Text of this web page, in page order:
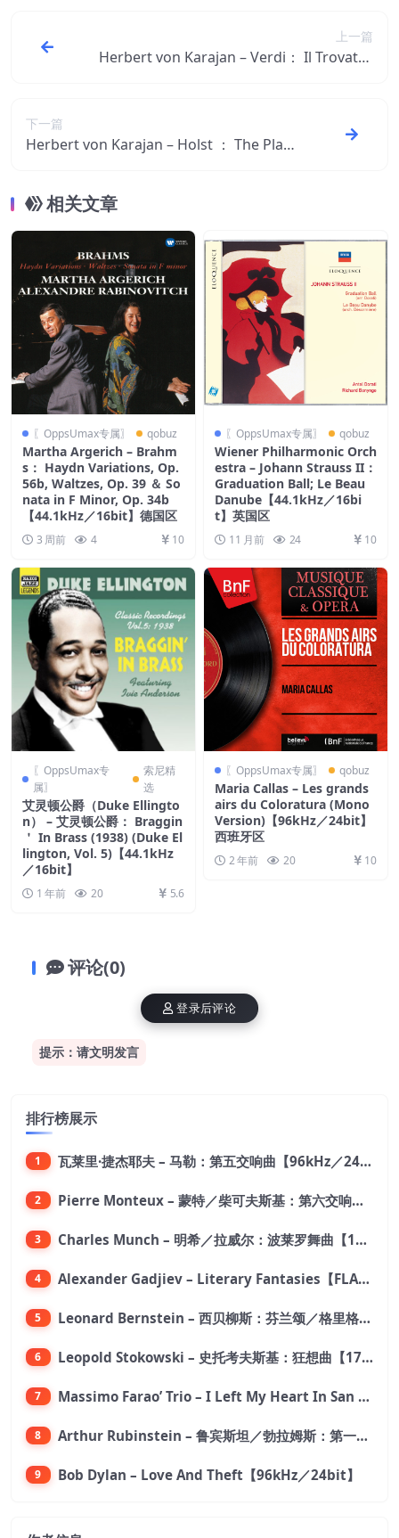
上一篇
Herbert von Karajan – Verdi： Il Trovator
下一篇
Herbert von Karajan – Holst ： The Plane
相关文章
〖OppsUmax专属〗 qobuz
Martha Argerich – Brahm
s： Haydn Variations, Op.
56b, Waltzes, Op. 39 ＆ So
nata in F Minor, Op. 34b
【44.1kHz／16bit】德国区
3 周前 4 10
〖OppsUmax专属〗 qobuz
Wiener Philharmonic Orch
estra – Johann Strauss II：
Graduation Ball; Le Beau
Danube【44.1kHz／16bi
t】英国区
11 月前 24 10
〖OppsUmax专
属〗
索尼精
选
艾灵顿公爵（Duke Ellingto
n） – 艾灵顿公爵： Braggin
＇ In Brass (1938) (Duke El
lington, Vol. 5)【44.1kHz
／16bit】
1 年前 20 5.6
〖OppsUmax专属〗 qobuz
Maria Callas – Les grands
airs du Coloratura (Mono
Version)【96kHz／24bit】
西班牙区
2 年前 20 10
评论(0)
提示：请文明发言
登录后评论
排行榜展示
1 瓦莱里·捷杰耶夫 – 马勒：第五交响曲【96kHz／24bit】
2 Pierre Monteux – 蒙特／柴可夫斯基：第六交响曲【176.4kHz／24bit】
3 Charles Munch – 明希／拉威尔：波莱罗舞曲【176.4kHz／24bit】
4 Alexander Gadjiev – Literary Fantasies【FLAC 192】
5 Leonard Bernstein – 西贝柳斯：芬兰颂／格里格：培尔·金特组曲【44.1kHz／24bit】
6 Leopold Stokowski – 史托考夫斯基：狂想曲【176.4kHz／24bit】
7 Massimo Farao’ Trio – I Left My Heart In San Francisco (2.8MHz DSD)【2.8MHz／1bit】
8 Arthur Rubinstein – 鲁宾斯坦／勃拉姆斯：第一钢琴协奏曲【176.4kHz／24bit】
9 Bob Dylan – Love And Theft【96kHz／24bit】